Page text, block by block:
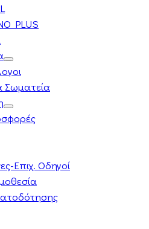
PLUS
Σωματεία
Επιχ. Οδηγοί